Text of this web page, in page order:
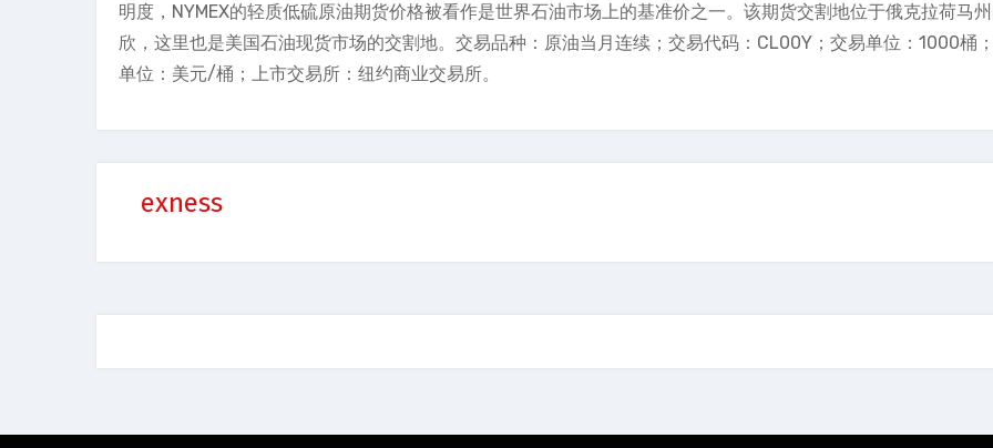
明度，NYMEX的轻质低硫原油期货价格被看作是世界石油市场上的基准价之一。该期货交割地位于俄克拉荷马
欣，这里也是美国石油现货市场的交割地。交易品种：原油当月连续；交易代码：CL00Y；交易单位：1000桶
单位：美元/桶；上市交易所：纽约商业交易所。
exness